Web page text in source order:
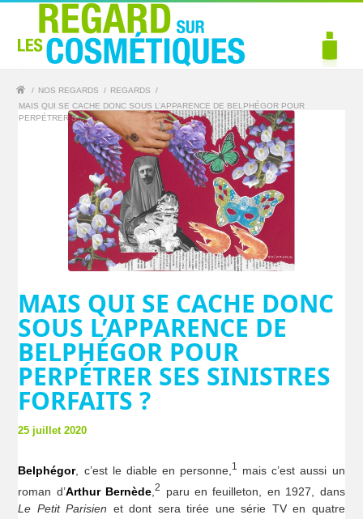
/ NOS REGARDS / REGARDS
/
MAIS QUI SE CACHE DONC SOUS L’APPARENCE DE BELPHÉGOR POUR
PERPÉTRER S...
MAIS QUI SE CACHE DONC
SOUS L’APPARENCE DE
BELPHÉGOR POUR
PERPÉTRER SES SINISTRES
FORFAITS ?
25 juillet 2020
Belphégor, c’est le diable en personne, 1
mais c’est aussi un
roman d’Arthur Bernède ,2
paru en feuilleton, en 1927, dans
Le Petit Parisien et dont sera tirée une série TV en quatre